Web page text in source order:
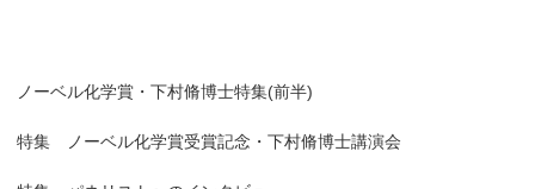
ノーベル化学賞・下村脩博士特集(前半)
特集 ノーベル化学賞受賞記念・下村脩博士講演会